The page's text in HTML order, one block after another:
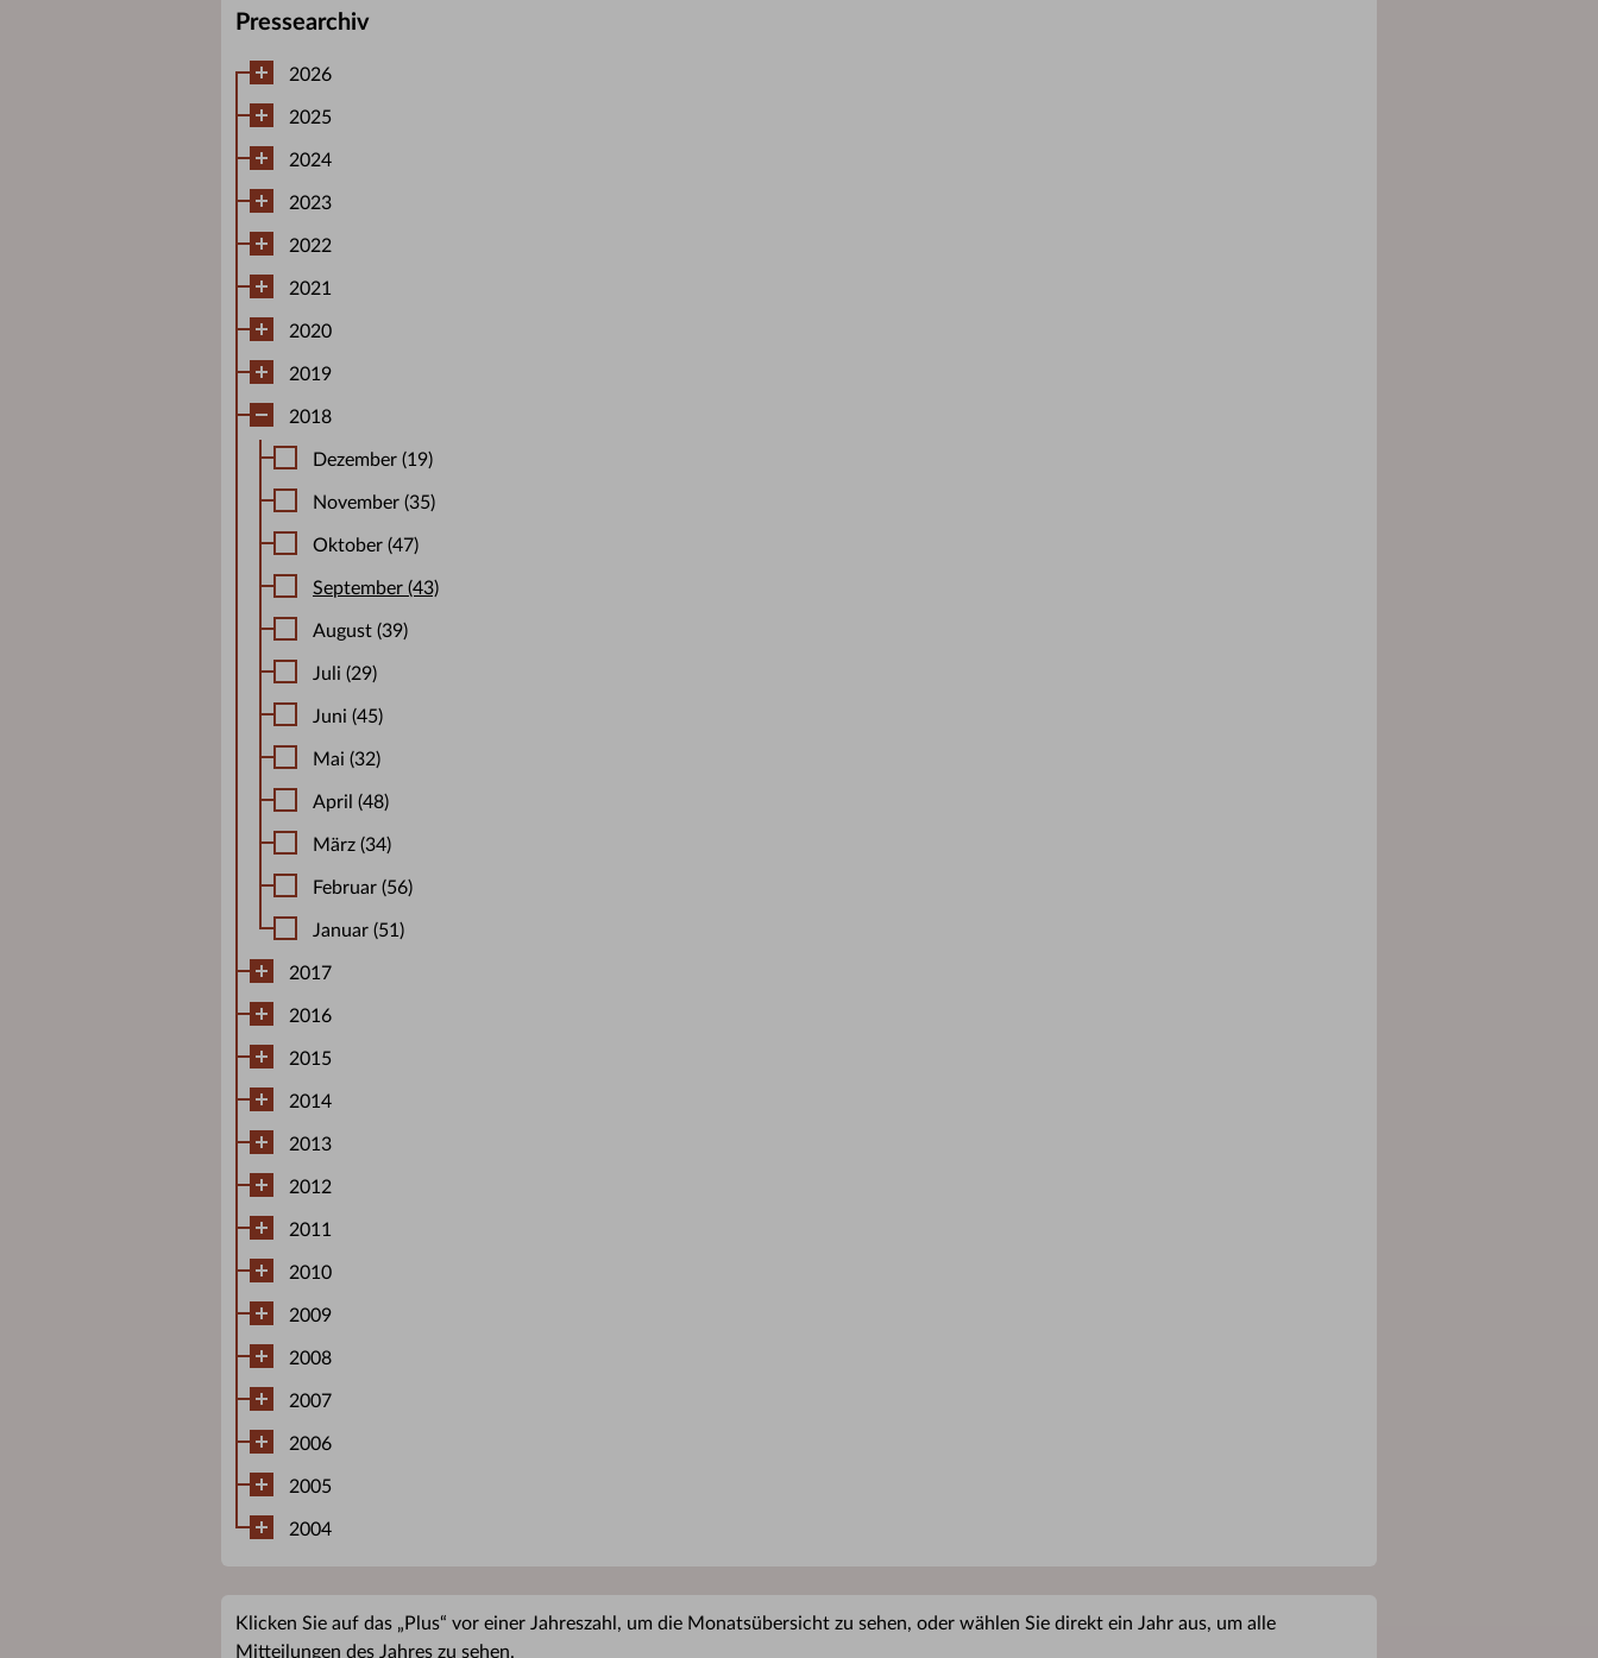
Pressearchiv
2026
2025
2024
2023
2022
2021
2020
2019
2018
Dezember (19)
November (35)
Oktober (47)
September (43)
August (39)
Juli (29)
Juni (45)
Mai (32)
April (48)
März (34)
Februar (56)
Januar (51)
2017
2016
2015
2014
2013
2012
2011
2010
2009
2008
2007
2006
2005
2004
Klicken Sie auf das „Plus“ vor einer Jahreszahl, um die Monatsübersicht zu sehen, oder wählen Sie direkt ein Jahr aus, um alle
Mitteilungen des Jahres zu sehen.